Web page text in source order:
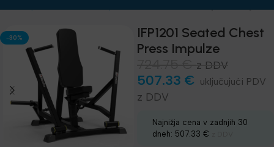
-30%
IFP1201 Seated Chest
Press Impulze
z DDV
507.33 €
z DDV
Najnižja cena v zadnjih 30
dneh: 507.33 €